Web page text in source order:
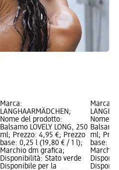
Marca:
LANGHAARMÄDCHEN;
Nome del prodotto:
Balsamo LOVELY LONG, 250
ml; Prezzo: 4,95 €; Prezzo
base: 0,25 l (19,80 € / 1 l);
Marchio dm grafica;
Disponibilità: Stato verde
Disponibile per la
Marca:
Nome
ml;
base:
Marchio